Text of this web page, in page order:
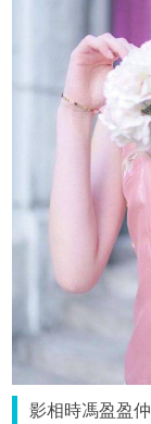
影相時馮盈盈